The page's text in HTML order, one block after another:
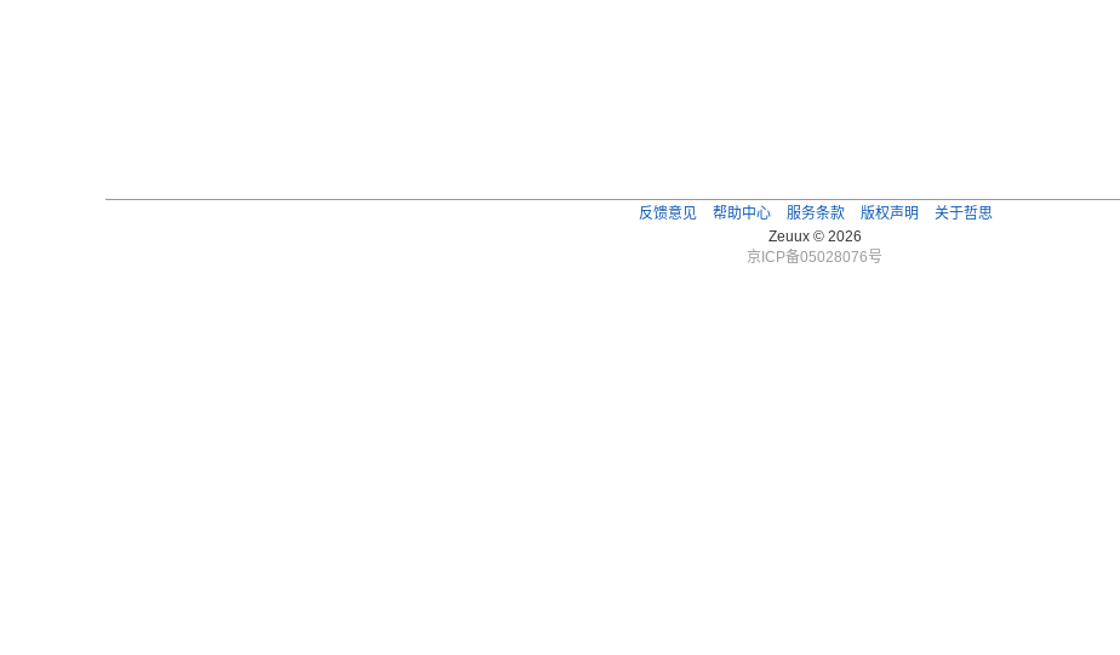
反馈意见 帮助中心 服务条款 版权声明
关于哲思
Zeuux © 2026
京ICP备05028076号